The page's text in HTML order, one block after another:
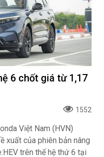
6 chốt giá từ 1,17
1552
Việt Nam (HVN)
xuất của phiên bản nâng
trên thế hệ thứ 6 tại